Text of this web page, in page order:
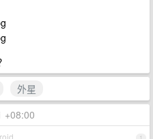
外星
+08:00